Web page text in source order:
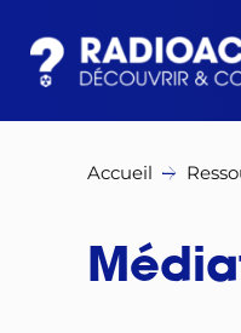
Accueil